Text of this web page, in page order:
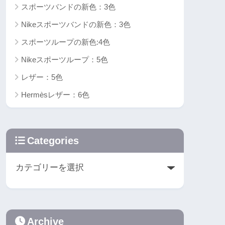
スポーツバンドの新色：3色
Nikeスポーツバンドの新色：3色
スポーツループの新色:4色
Nikeスポーツループ：5色
レザー：5色
Hermèsレザー：6色
Categories
Archive